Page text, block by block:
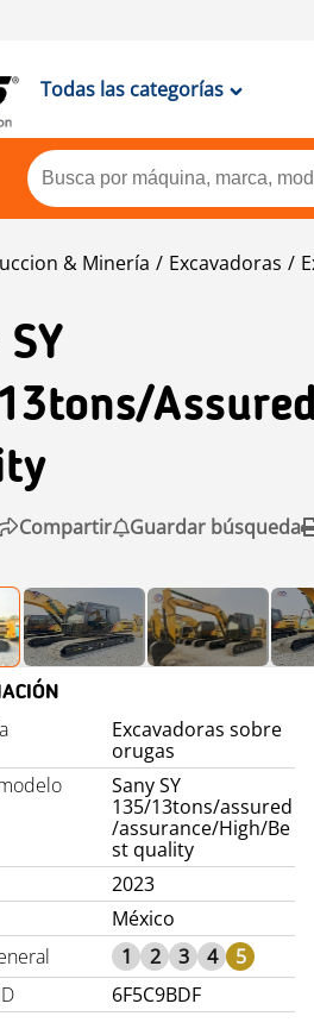
Todas las categorías
& Minería Excavadoras
SY
Compartir Guardar búsqueda
Excavadoras sobre
orugas
Sany SY
135/13tons/assured
/assurance/High/Be
st quality
2023
México
1 2 3 4
5
6F5C9BDF